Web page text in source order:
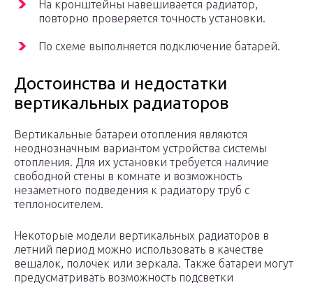
На кронштейны навешивается радиатор,
повторно проверяется точность установки.
По схеме выполняется подключение батарей.
Достоинства и недостатки
вертикальных радиаторов
Вертикальные батареи отопления являются
неоднозначным вариантом устройства системы
отопления. Для их установки требуется наличие
свободной стены в комнате и возможность
незаметного подведения к радиатору труб с
теплоносителем.
Некоторые модели вертикальных радиаторов в
летний период можно использовать в качестве
вешалок, полочек или зеркала. Также батареи могут
предусматривать возможность подсветки